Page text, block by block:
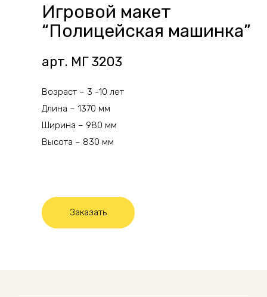
Игровой макет
“Полицейская машинка”
арт. МГ 3203
Возраст – 3 -10 лет
Длина – 1370 мм
Ширина – 980 мм
Высота – 830 мм
Заказать